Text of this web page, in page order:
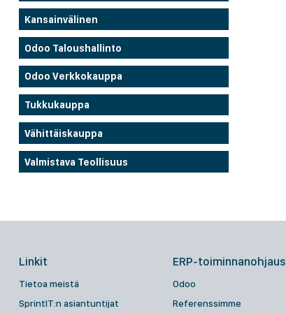
Kansainvälinen
Odoo Taloushallinto
Odoo Verkkokauppa
Tukkukauppa
Vähittäiskauppa
Valmistava Teollisuus
Linkit
Tietoa meistä
SprintIT:n asiantuntijat
ERP-toiminnanohjaus
Odoo
Referenssimme